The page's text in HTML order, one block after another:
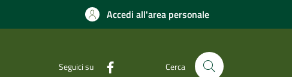
Accedi all'area personale
Seguici su Cerca